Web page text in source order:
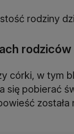
rodziny
rodziców
córki, w tym
się pobierać